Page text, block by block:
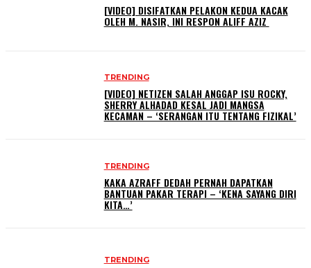
[VIDEO] DISIFATKAN PELAKON KEDUA KACAK
OLEH M. NASIR, INI RESPON ALIFF AZIZ
TRENDING
[VIDEO] NETIZEN SALAH ANGGAP ISU ROCKY,
SHERRY ALHADAD KESAL JADI MANGSA
KECAMAN – ‘SERANGAN ITU TENTANG FIZIKAL’
TRENDING
KAKA AZRAFF DEDAH PERNAH DAPATKAN
BANTUAN PAKAR TERAPI – ‘KENA SAYANG DIRI
KITA…’
TRENDING